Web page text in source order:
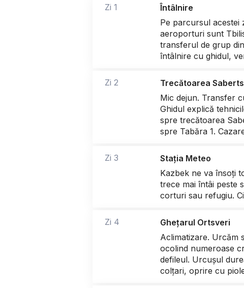
Zi 1
Întâlnire
Pe parcursul acestei
aeroporturi sunt
transferul de grup
întâlnire cu ghidul,
Zi 2
Trecătoarea
Mic dejun. Transfer
Ghidul explică
spre trecătoarea
spre Tabăra 1.
Zi 3
Stația Meteo
Kazbek ne va însoți
trece mai întâi peste
corturi sau refugiu.
Zi 4
Ghețarul Ortsveri
Aclimatizare. Urcăm
ocolind numeroase
defileul. Urcușul
colțari, oprire cu